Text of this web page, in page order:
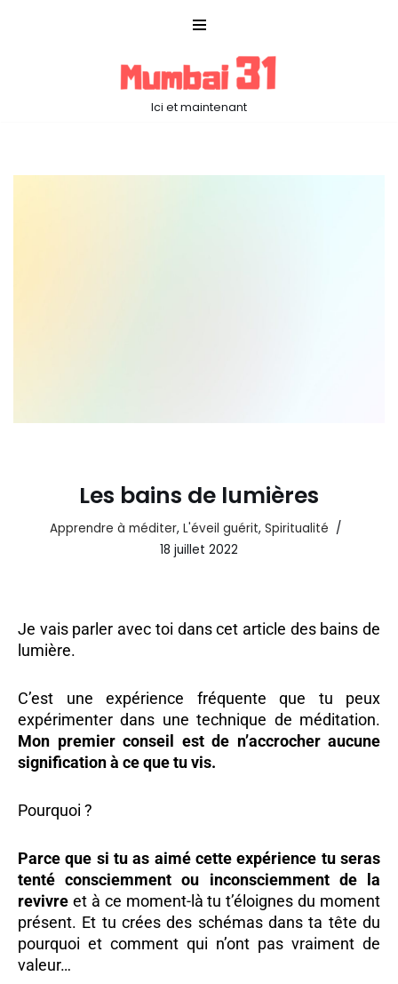
Ici et maintenant
Les bains de lumières
Apprendre à méditer, L'éveil guérit, Spiritualité
18 juillet 2022
Je vais parler avec toi dans cet article des bains de
lumière.
C’est une expérience fréquente que tu peux
expérimenter dans une technique de méditation.
Mon premier conseil est de n’accrocher aucune
signification à ce que tu vis.
Pourquoi ?
Parce que si tu as aimé cette expérience tu seras
tenté consciemment ou inconsciemment de la
revivre et à ce moment-là tu t’éloignes du moment
présent. Et tu crées des schémas dans ta tête du
pourquoi et comment qui n’ont pas vraiment de
valeur…